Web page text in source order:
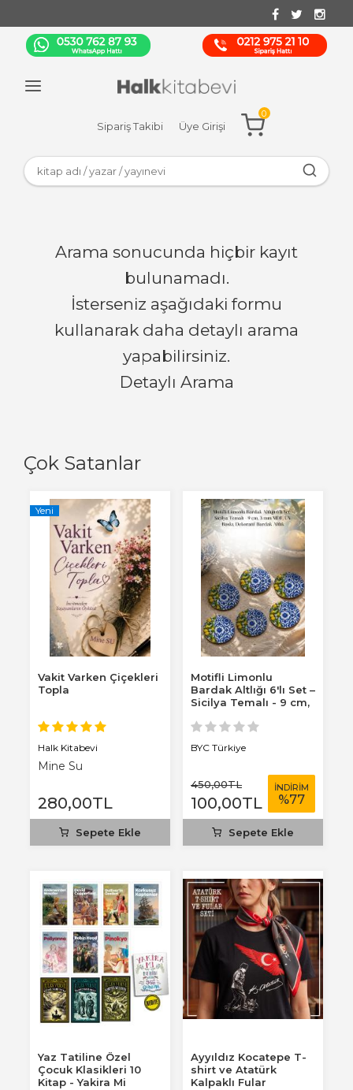
Sipariş Takibi Üye Girişi
0
Çok Satanlar
Yeni
Vakit Varken Çiçekleri
Topla
Halk Kitabevi
Mine Su
280,00TL
Sepete Ekle
Motifli Limonlu
Bardak Altlığı 6'lı Set –
Sicilya Temalı - 9 cm,
BYC Türkiye
450,00TL
100,00TL
İNDİRİM
%77
Sepete Ekle
Yaz Tatiline Özel
Çocuk Klasikleri 10
Kitap - Yakira Mi
Ayyıldız Kocatepe T-
shirt ve Atatürk
Kalpaklı Fular
Arama sonucunda hiçbir kayıt
bulunamadı.
İsterseniz aşağıdaki formu
kullanarak daha detaylı arama
yapabilirsiniz.
Detaylı Arama